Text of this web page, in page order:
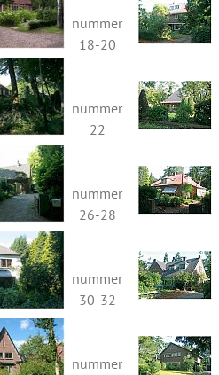
nummer
18-20
nummer
22
nummer
26-28
nummer
30-32
nummer